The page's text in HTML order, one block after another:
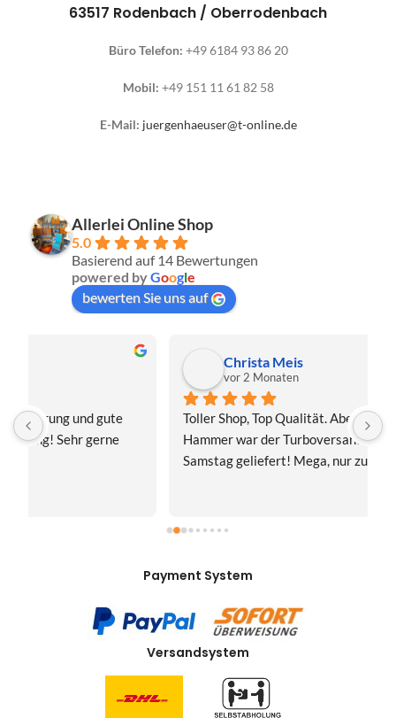
63517 Rodenbach / Oberrodenbach
Büro Telefon: +49 6184 93 86 20
Mobil: +49 151 11 61 82 58
E-Mail: juergenhaeuser@t-online.de
Allerlei Online Shop
5.0
Basierend auf 14 Bewertungen
powered byGoogle
bewerten Sie uns auf
Christa Meis
Toller Shop, Top Qualität. Aber der absolute
Hammer war der Turboversand!!! Freitag bestellt,
Samstag geliefert! Mega, nur zu empfehlen👍
Payment System
Versandsystem